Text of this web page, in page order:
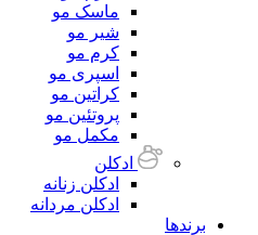
ماسک مو
شیر مو
کرم مو
اسپری مو
کراتین مو
پروتئین مو
مکمل مو
ادکلن
ادکلن زنانه
ادکلن مردانه
برندها